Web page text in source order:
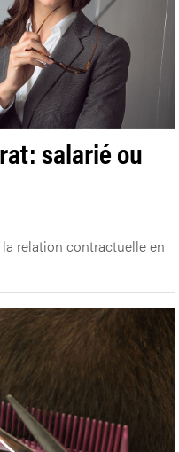
salarié ou
relation contractuelle en